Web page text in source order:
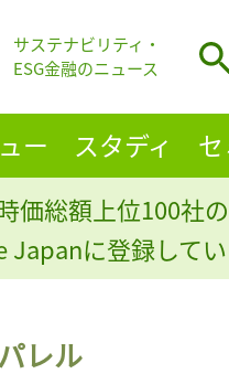
サステナビリティ・
ESG金融のニュース
ー スタディ
価総額上位100社
Japanに登録して
レル